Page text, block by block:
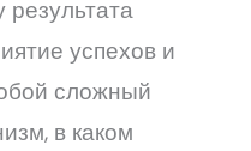
результата
успехов и
сложный
в каком